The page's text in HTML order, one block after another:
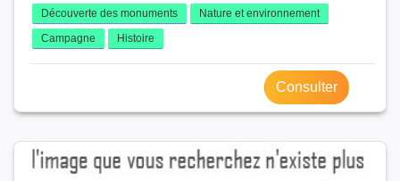
Découverte des monuments
Nature et environnement
Campagne
Histoire
Consulter